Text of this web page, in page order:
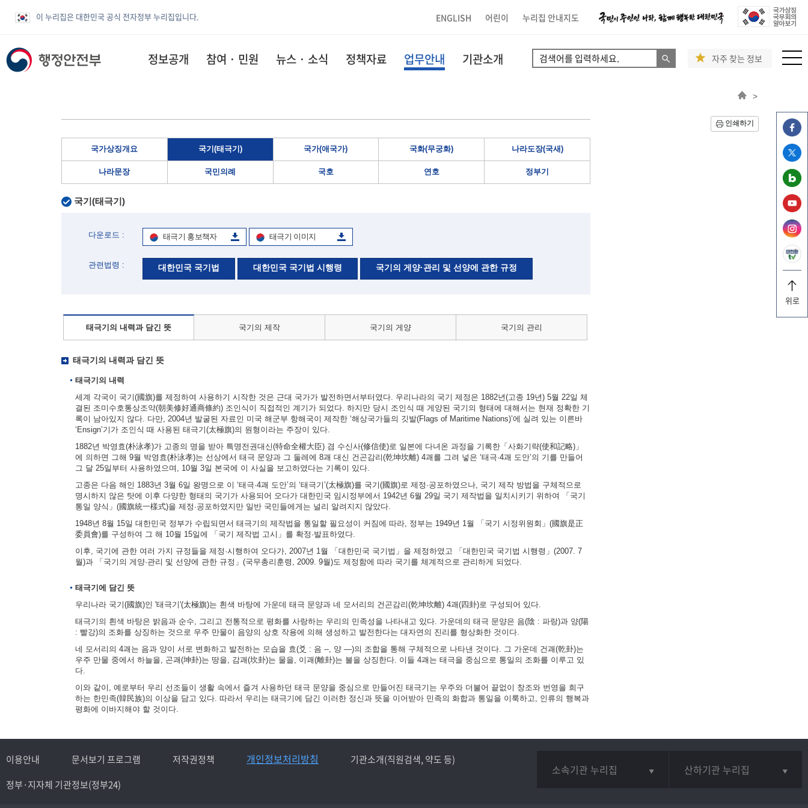
이 누리집은 대한민국 공식 전자정부 누리집입니다. ENGLISH 어린이 누리집 안내지도
위로
정보공개 참여 · 민원 뉴스 · 소식 정책자료 업무안내 기관소개 자주 찾는 정보
>
인쇄하기
국가상징개요 국기(태극기) 국가(애국가) 국화(무궁화) 나라도장(국새)
나라문장 국민의례 국호 연호 정부기
국기(태극기)
다운로드 : 태극기 홍보책자 태극기 이미지
관련법령 : 대한민국 국기법 대한민국 국기법 시행령 국기의 게양·관리 및 선양에 관한 규정
태극기의 내력과 담긴 뜻 국기의 제작 국기의 게양 국기의 관리
태극기의 내력과 담긴 뜻
태극기의 내력
세계 각국이 국기(國旗)를 제정하여 사용하기 시작한 것은 근대 국가가 발전하면서부터였다. 우리나라의 국기 제정은 1882년(고종 19년) 5월 22일 체
결된 조미수호통상조약(朝美修好通商條約) 조인식이 직접적인 계기가 되었다. 하지만 당시 조인식 때 게양된 국기의 형태에 대해서는 현재 정확한 기
록이 남아있지 않다. 다만, 2004년 발굴된 자료인 미국 해군부 항해국이 제작한 ‘해상국가들의 깃발(Flags of Maritime Nations)’에 실려 있는 이른바
‘Ensign’기가 조인식 때 사용된 태극기(太極旗)의 원형이라는 주장이 있다.
1882년 박영효(朴泳孝)가 고종의 명을 받아 특명전권대신(特命全權大臣) 겸 수신사(修信使)로 일본에 다녀온 과정을 기록한「사화기략(使和記略)」
에 의하면 그해 9월 박영효(朴泳孝)는 선상에서 태극 문양과 그 둘레에 8괘 대신 건곤감리(乾坤坎離) 4괘를 그려 넣은 ‘태극·4괘 도안’의 기를 만들어
그 달 25일부터 사용하였으며, 10월 3일 본국에 이 사실을 보고하였다는 기록이 있다.
고종은 다음 해인 1883년 3월 6일 왕명으로 이 ‘태극·4괘 도안’의 ‘태극기’(太極旗)를 국기(國旗)로 제정·공포하였으나, 국기 제작 방법을 구체적으로
명시하지 않은 탓에 이후 다양한 형태의 국기가 사용되어 오다가 대한민국 임시정부에서 1942년 6월 29일 국기 제작법을 일치시키기 위하여 「국기
통일 양식」(國旗統一樣式)을 제정·공포하였지만 일반 국민들에게는 널리 알려지지 않았다.
1948년 8월 15일 대한민국 정부가 수립되면서 태극기의 제작법을 통일할 필요성이 커짐에 따라, 정부는 1949년 1월 「국기 시정위원회」(國旗是正
委員會)를 구성하여 그 해 10월 15일에 「국기 제작법 고시」를 확정·발표하였다.
이후, 국기에 관한 여러 가지 규정들을 제정·시행하여 오다가, 2007년 1월 「대한민국 국기법」을 제정하였고 「대한민국 국기법 시행령」(2007. 7
월)과 「국기의 게양·관리 및 선양에 관한 규정」(국무총리훈령, 2009. 9월)도 제정함에 따라 국기를 체계적으로 관리하게 되었다.
태극기에 담긴 뜻
우리나라 국기(國旗)인 '태극기'(太極旗)는 흰색 바탕에 가운데 태극 문양과 네 모서리의 건곤감리(乾坤坎離) 4괘(四卦)로 구성되어 있다.
태극기의 흰색 바탕은 밝음과 순수, 그리고 전통적으로 평화를 사랑하는 우리의 민족성을 나타내고 있다. 가운데의 태극 문양은 음(陰 : 파랑)과 양(陽
: 빨강)의 조화를 상징하는 것으로 우주 만물이 음양의 상호 작용에 의해 생성하고 발전한다는 대자연의 진리를 형상화한 것이다.
네 모서리의 4괘는 음과 양이 서로 변화하고 발전하는 모습을 효(爻 : 음 --, 양 ―)의 조합을 통해 구체적으로 나타낸 것이다. 그 가운데 건괘(乾卦)는
우주 만물 중에서 하늘을, 곤괘(坤卦)는 땅을, 감괘(坎卦)는 물을, 이괘(離卦)는 불을 상징한다. 이들 4괘는 태극을 중심으로 통일의 조화를 이루고 있
다.
이와 같이, 예로부터 우리 선조들이 생활 속에서 즐겨 사용하던 태극 문양을 중심으로 만들어진 태극기는 우주와 더불어 끝없이 창조와 번영을 희구
하는 한민족(韓民族)의 이상을 담고 있다. 따라서 우리는 태극기에 담긴 이러한 정신과 뜻을 이어받아 민족의 화합과 통일을 이룩하고, 인류의 행복과
평화에 이바지해야 할 것이다.
이용안내 문서보기 프로그램 저작권정책 개인정보처리방침
기관소개(직원검색, 약도 등)
정부·지자체 기관정보(정부24)
소속기관 누리집 산하기관 누리집